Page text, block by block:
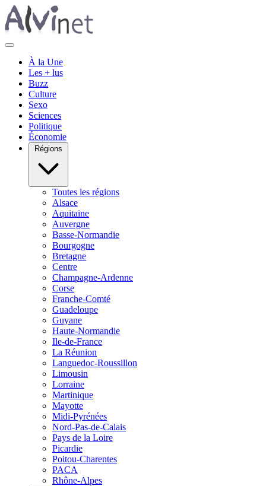
À la Une
Les + lus
Buzz
Culture
Sexo
Sciences
Politique
Économie
Régions
Toutes les régions
Alsace
Aquitaine
Auvergne
Basse-Normandie
Bourgogne
Bretagne
Centre
Champagne-Ardenne
Corse
Franche-Comté
Guadeloupe
Guyane
Haute-Normandie
Ile-de-France
La Réunion
Languedoc-Roussillon
Limousin
Lorraine
Martinique
Mayotte
Midi-Pyrénées
Nord-Pas-de-Calais
Pays de la Loire
Picardie
Poitou-Charentes
PACA
Rhône-Alpes